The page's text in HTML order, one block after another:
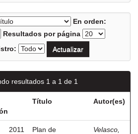
En orden:
Resultados por página
resultados 1 a 1 de 1
Título Autor(es)
2011
Plan de
Velasco,